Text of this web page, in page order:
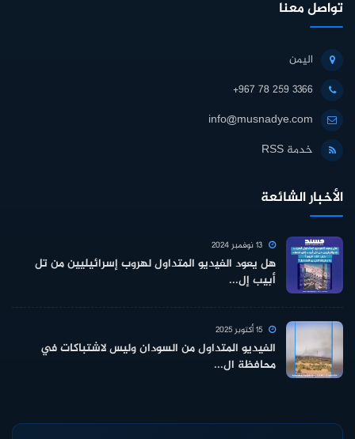
تواصل معنا
اليمن
+967 78 259 3366
info@musnadye.com
خدمة RSS
الأخبار الشائعة
هل يعود الفيديو المتداول لهروب إسرائيليين من تل
أبيب إل...
الفيديو المتداول من السودان وليس لاشتباكات في
محافظة ال...